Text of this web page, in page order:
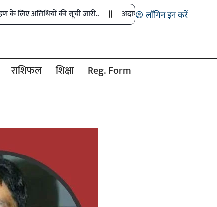
की सूची जारी.. अदाणी पावर प्लांट रायखेड़ा में फिर बड़ा हादसा,
लॉगिन इन करें
राशिफल शिक्षा Reg. Form